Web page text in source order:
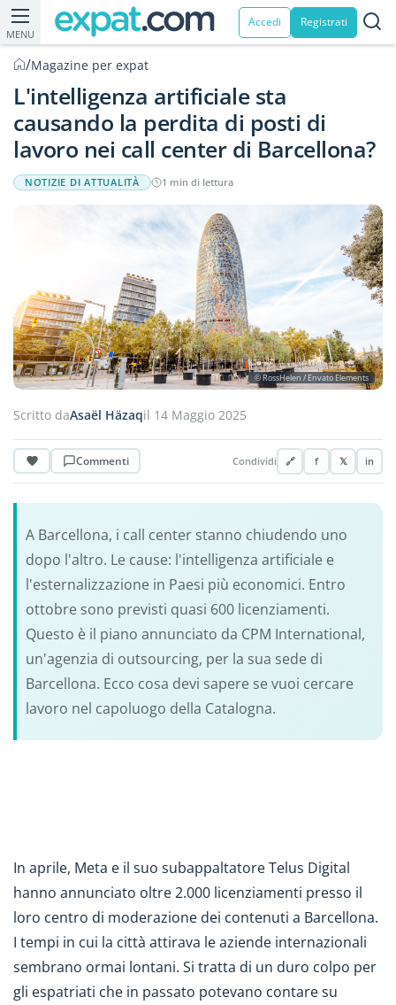
MENU
Accedi Registrati
/Magazine per expat
L'intelligenza artificiale sta
causando la perdita di posti di
lavoro nei call center di Barcellona?
NOTIZIE DI ATTUALITÀ 1 min di lettura
© RossHelen / Envato Elements
Scritto daAsaël Häzaqil 14 Maggio 2025
Commenti Condividi 🔗 f 𝕏 in
A Barcellona, i call center stanno chiudendo uno
dopo l'altro. Le cause: l'intelligenza artificiale e
l'esternalizzazione in Paesi più economici. Entro
ottobre sono previsti quasi 600 licenziamenti.
Questo è il piano annunciato da CPM International,
un'agenzia di outsourcing, per la sua sede di
Barcellona. Ecco cosa devi sapere se vuoi cercare
lavoro nel capoluogo della Catalogna.
In aprile, Meta e il suo subappaltatore Telus Digital
hanno annunciato oltre 2.000 licenziamenti presso il
loro centro di moderazione dei contenuti a Barcellona.
I tempi in cui la città attirava le aziende internazionali
sembrano ormai lontani. Si tratta di un duro colpo per
gli espatriati che in passato potevano contare su